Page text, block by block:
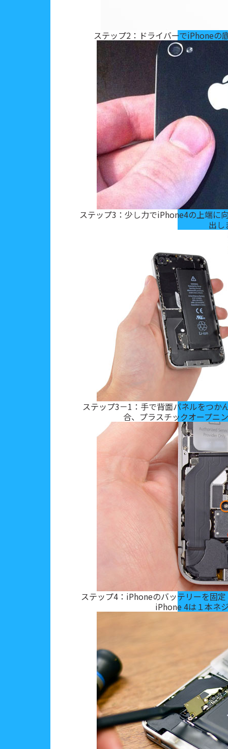
ステップ2：ドライバーでiPhoneの
ステップ3：少し力でiPhone4の上端に
出し
ステップ3－1：手で背面パネルをつか
合、プラスチックオープニ
ステップ4：iPhoneのバッテリーを固
iPhone 4は１本ネ